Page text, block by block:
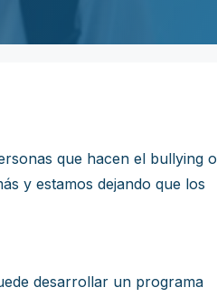
que hacen el bullying o
y estamos dejando que los
desarrollar un programa